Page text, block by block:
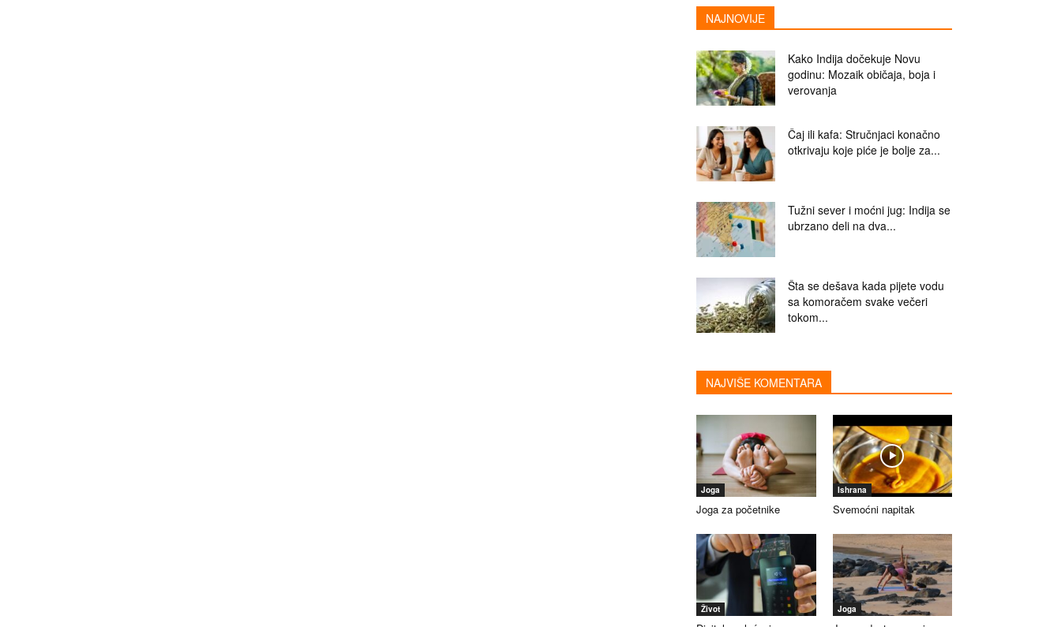
NAJNOVIJE
Kako Indija dočekuje Novu
godinu: Mozaik običaja, boja i
verovanja
Čaj ili kafa: Stručnjaci konačno
otkrivaju koje piće je bolje za...
Tužni sever i moćni jug: Indija se
ubrzano deli na dva...
Šta se dešava kada pijete vodu
sa komoračem svake večeri
tokom...
NAJVIŠE KOMENTARA
Joga
Joga za početnike
Ishrana
Svemoćni napitak
Život Joga